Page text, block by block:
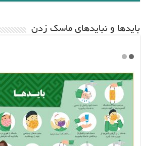
باید‌ها و نبایدهای ماسک زدن